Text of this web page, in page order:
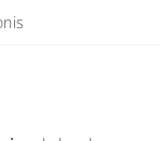
PLATBA